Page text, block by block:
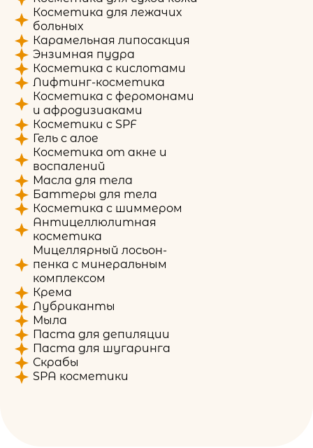
Косметика для лежачих
больных
Карамельная липосакция
Энзимная пудра
Косметика с кислотами
Лифтинг-косметика
Косметика с феромонами
и афродизиаками
Косметики с SPF
Гель с алое
Косметика от акне и
воспалений
Масла для тела
Баттеры для тела
Косметика с шиммером
Антицеллюлитная
косметика
Мицеллярный лосьон-
пенка с минеральным
комплексом
Крема
Лубриканты
Мыла
Паста для депиляции
Паста для шугаринга
Скрабы
SPA косметики